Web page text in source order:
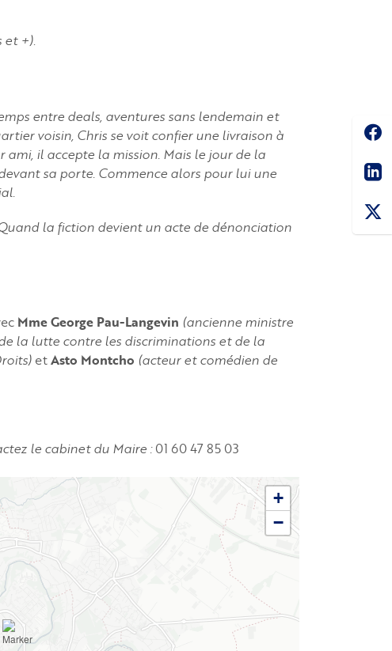
et +).
entre deals, aventures sans lendemain et
voisin, Chris se voit confier une livraison à
il accepte la mission. Mais le jour de la
sa porte. Commence alors pour lui une
la fiction devient un acte de dénonciation
Mme George Pau-Langevin (ancienne ministre
la lutte contre les discriminations et de la
etAsto Montcho (acteur et comédien de
le cabinet du Maire :01 60 47 85 03
+
−